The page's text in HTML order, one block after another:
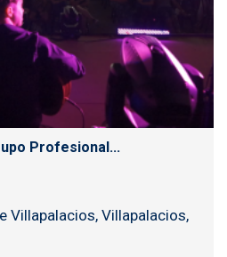
Profesional...
Villapalacios, Villapalacios,